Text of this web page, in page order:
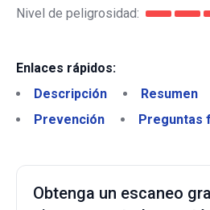
Nivel de peligrosidad:
Enlaces rápidos:
Descripción
Resumen
Prevención
Preguntas
Obtenga un escaneo